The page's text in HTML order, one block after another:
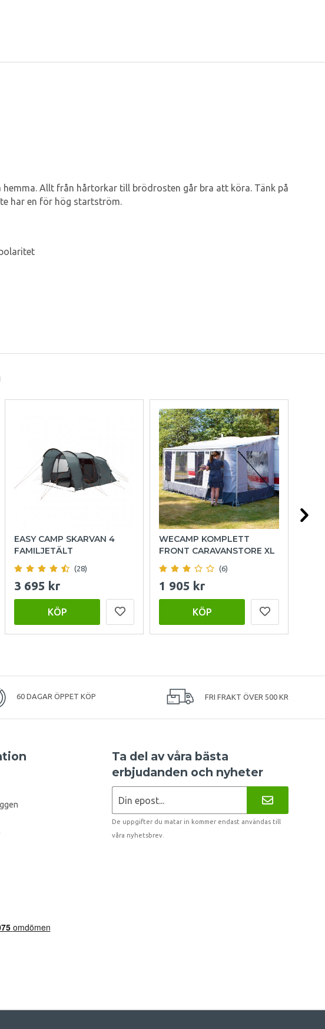
Allt från hårtorkar till brödrosten går bra att köra. Tänk på
har en för hög startström.
EASY CAMP SKARVAN 4
FAMILJETÄLT
(28)
3 695 kr
KÖP
WECAMP KOMPLETT
FRONT CARAVANSTORE XL
(6)
1 905 kr
KÖP
60 DAGAR ÖPPET KÖP FRI FRAKT ÖVER 500 KR
Ta del av våra bästa
erbjudanden och nyheter
De uppgifter du matar in kommer endast användas till
våra nyhetsbrev.